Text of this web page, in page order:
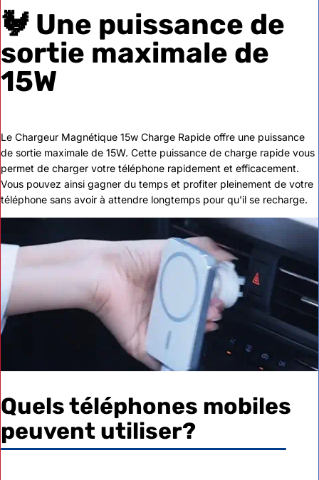
🐓 Une puissance de
sortie maximale de
15W
Le Chargeur Magnétique 15w Charge Rapide offre une puissance
de sortie maximale de 15W. Cette puissance de charge rapide vous
permet de charger votre téléphone rapidement et efficacement.
Vous pouvez ainsi gagner du temps et profiter pleinement de votre
téléphone sans avoir à attendre longtemps pour qu'il se recharge.
Quels téléphones mobiles
peuvent utiliser?